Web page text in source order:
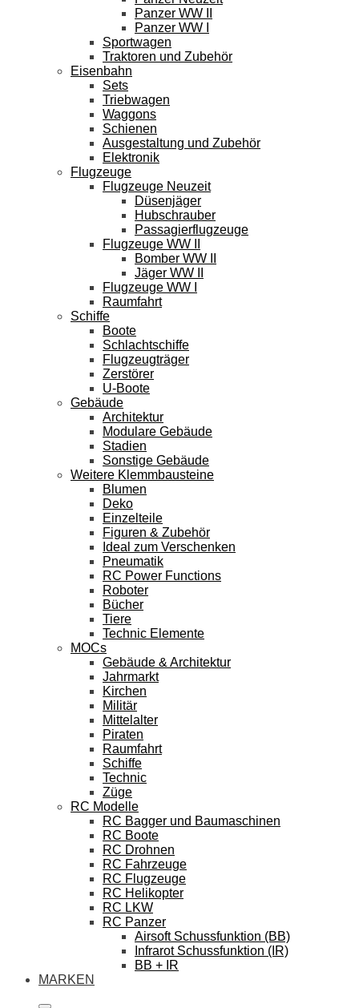
Panzer WW II
Panzer WW I
Sportwagen
Traktoren und Zubehör
Eisenbahn
Sets
Triebwagen
Waggons
Schienen
Ausgestaltung und Zubehör
Elektronik
Flugzeuge
Flugzeuge Neuzeit
Düsenjäger
Hubschrauber
Passagierflugzeuge
Flugzeuge WW II
Bomber WW II
Jäger WW II
Flugzeuge WW I
Raumfahrt
Schiffe
Boote
Schlachtschiffe
Flugzeugträger
Zerstörer
U-Boote
Gebäude
Architektur
Modulare Gebäude
Stadien
Sonstige Gebäude
Weitere Klemmbausteine
Blumen
Deko
Einzelteile
Figuren & Zubehör
Ideal zum Verschenken
Pneumatik
RC Power Functions
Roboter
Bücher
Tiere
Technic Elemente
MOCs
Gebäude & Architektur
Jahrmarkt
Kirchen
Militär
Mittelalter
Piraten
Raumfahrt
Schiffe
Technic
Züge
RC Modelle
RC Bagger und Baumaschinen
RC Boote
RC Drohnen
RC Fahrzeuge
RC Flugzeuge
RC Helikopter
RC LKW
RC Panzer
Airsoft Schussfunktion (BB)
Infrarot Schussfunktion (IR)
BB + IR
MARKEN